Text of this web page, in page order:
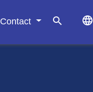
Contact search language